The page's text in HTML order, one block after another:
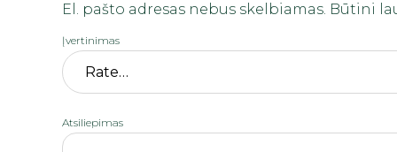
El. pašto adresas nebus skelbiamas. Būtini
Įvertinimas
Atsiliepimas